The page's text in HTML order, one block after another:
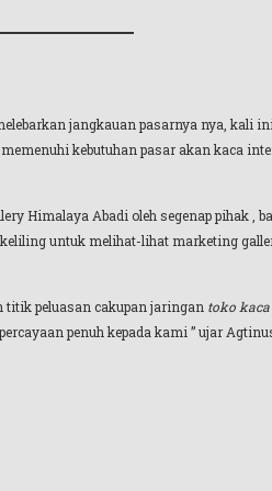
jangkauan pasarnya nya, kali
kebutuhan pasar akan kaca
Himalaya Abadi oleh segenap pihak ,
untuk melihat-lihat marketing
titik peluasan cakupan jaringan toko
penuh kepada kami ” ujar